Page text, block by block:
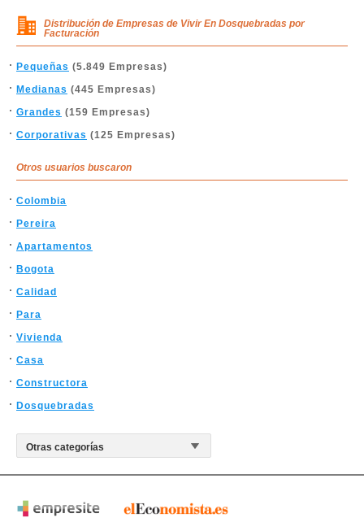
Distribución de Empresas de Vivir En Dosquebradas por
Facturación
Pequeñas (5.849 Empresas)
Medianas (445 Empresas)
Grandes (159 Empresas)
Corporativas (125 Empresas)
Otros usuarios buscaron
Colombia
Pereira
Apartamentos
Bogota
Calidad
Para
Vivienda
Casa
Constructora
Dosquebradas